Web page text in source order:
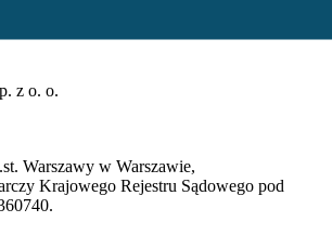
z o. o.
Warszawy w Warszawie,
Krajowego Rejestru Sądowego pod